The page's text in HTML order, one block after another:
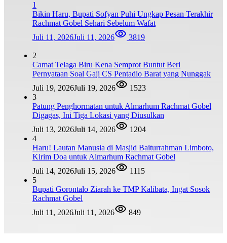
1
Bikin Haru, Bupati Sofyan Puhi Ungkap Pesan Terakhir
Rachmat Gobel Sehari Sebelum Wafat
Juli 11, 2026Juli 11, 2026 3819
2
Camat Telaga Biru Kena Semprot Buntut Beri
Pernyataan Soal Gaji CS Pentadio Barat yang Nunggak
Juli 19, 2026Juli 19, 2026
1523
3
Patung Penghormatan untuk Almarhum Rachmat Gobel
Digagas, Ini Tiga Lokasi yang Diusulkan
Juli 13, 2026Juli 14, 2026
1204
4
Haru! Lautan Manusia di Masjid Baiturrahman Limboto,
Kirim Doa untuk Almarhum Rachmat Gobel
Juli 14, 2026Juli 15, 2026
1115
5
Bupati Gorontalo Ziarah ke TMP Kalibata, Ingat Sosok
Rachmat Gobel
Juli 11, 2026Juli 11, 2026 849